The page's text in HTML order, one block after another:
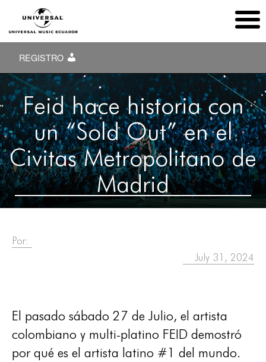
REGISTRO
Feid hace historia con
un “Sold Out” en el
Civitas Metropolitano de
Madrid
Por:
July 31, 2024
El pasado sábado 27 de Julio, el artista
colombiano y multi-platino FEID demostró
por qué es el artista latino #1 del mundo.